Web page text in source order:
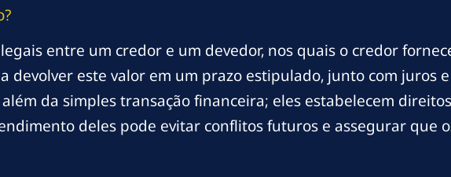
entre um credor e um devedor, nos quais o credor
devolver este valor em um prazo estipulado, junto com juros
da simples transação financeira; eles estabelecem
deles pode evitar conflitos futuros e assegurar que